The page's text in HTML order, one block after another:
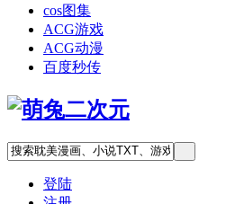
cos图集
ACG游戏
ACG动漫
百度秒传
登陆